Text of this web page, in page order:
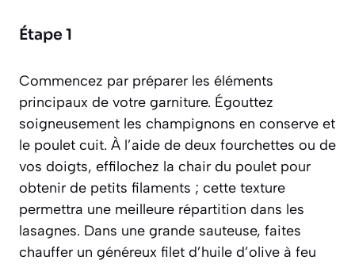
Étape 1
Commencez par préparer les éléments
principaux de votre garniture. Égouttez
soigneusement les champignons en conserve et
le poulet cuit. À l’aide de deux fourchettes ou de
vos doigts, effilochez la chair du poulet pour
obtenir de petits filaments ; cette texture
permettra une meilleure répartition dans les
lasagnes. Dans une grande sauteuse, faites
chauffer un généreux filet d’huile d’olive à feu